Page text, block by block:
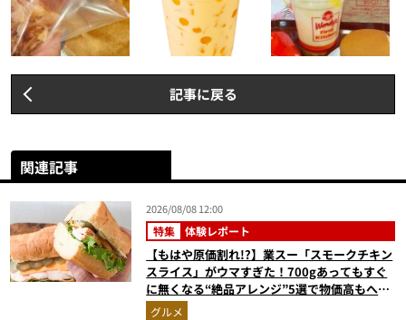
記事に戻る
関連記事
2026/08/08 12:00
特集 体験レポート
【もはや原価割れ!?】業スー「スモークチキン
スライス」がウマすぎた！700gあってもすぐ
に無くなる“絶品アレンジ”5選で物価高もへっ
ちゃら
グルメ